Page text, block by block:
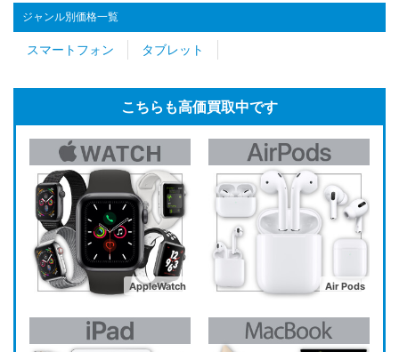
ジャンル別価格一覧
スマートフォン タブレット
こちらも高価買取中です
AppleWatch Air Pods